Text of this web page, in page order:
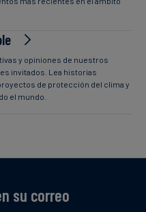
y opiniones de nuestros
invitados. Lea historias
de protección del clima y
el mundo.
su correo